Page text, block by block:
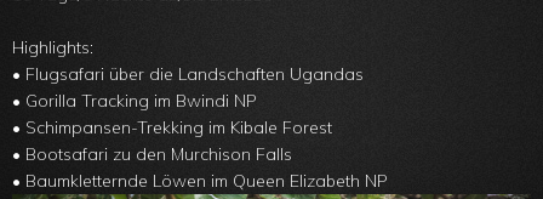
Highlights:
• Flugsafari über die Landschaften Ugandas
• Gorilla Tracking im Bwindi NP
• Schimpansen-Trekking im Kibale Forest
• Bootsafari zu den Murchison Falls
• Baumkletternde Löwen im Queen Elizabeth NP